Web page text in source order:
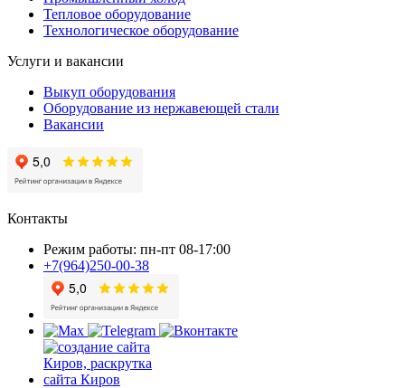
Тепловое оборудование
Технологическое оборудование
Услуги и вакансии
Выкуп оборудования
Оборудование из нержавеющей стали
Вакансии
Контакты
Режим работы: пн-пт 08-17:00
+7(964)250-00-38